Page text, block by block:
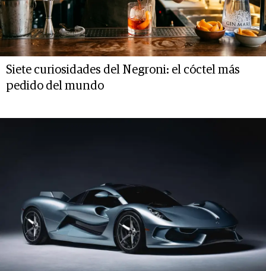
Siete curiosidades del Negroni: el cóctel más
pedido del mundo